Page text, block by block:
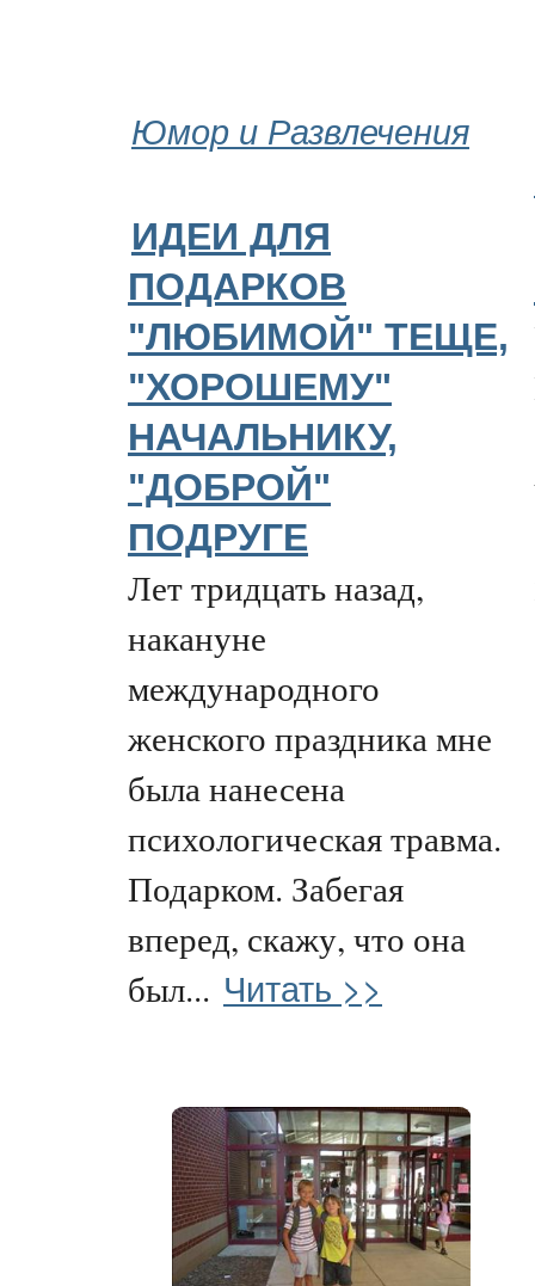
Юмор и Развлечения
ИДЕИ ДЛЯ
ПОДАРКОВ
"ЛЮБИМОЙ" ТЕЩЕ,
"ХОРОШЕМУ"
НАЧАЛЬНИКУ,
"ДОБРОЙ"
ПОДРУГЕ
Лет тридцать назад,
накануне
международного
женского праздника мне
была нанесена
психологическая травма.
Подарком. Забегая
вперед, скажу, что она
был... Читать >>